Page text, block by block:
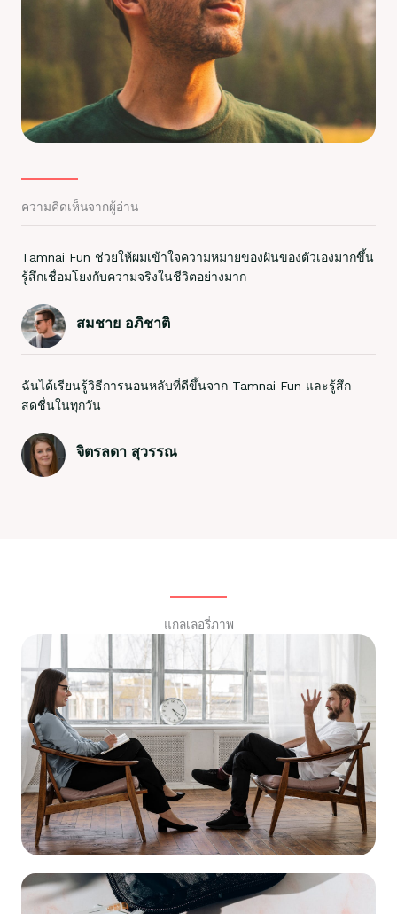
ความคิดเห็นจากผู้อ่าน
Tamnai Fun ช่วยให้ผมเข้าใจความหมายของฝันของตัวเองมากขึ้น
รู้สึกเชื่อมโยงกับความจริงในชีวิตอย่างมาก
สมชาย อภิชาติ
ฉันได้เรียนรู้วิธีการนอนหลับที่ดีขึ้นจาก Tamnai Fun และรู้สึก
สดชื่นในทุกวัน
จิตรลดา สุวรรณ
แกลเลอรี่ภาพ